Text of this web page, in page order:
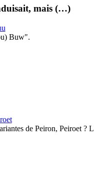
mais (…)
Buw".
de Peiron, Peiroet ?